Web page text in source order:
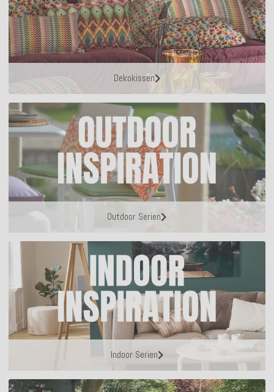
Dekokissen
Outdoor Serien
Indoor Serien